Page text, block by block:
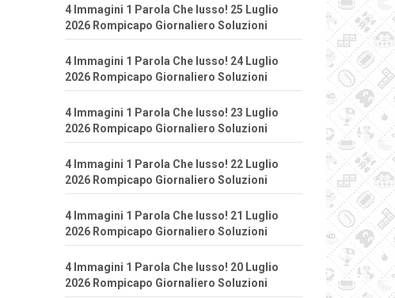
4 Immagini 1 Parola Che lusso! 25 Luglio
2026 Rompicapo Giornaliero Soluzioni
4 Immagini 1 Parola Che lusso! 24 Luglio
2026 Rompicapo Giornaliero Soluzioni
4 Immagini 1 Parola Che lusso! 23 Luglio
2026 Rompicapo Giornaliero Soluzioni
4 Immagini 1 Parola Che lusso! 22 Luglio
2026 Rompicapo Giornaliero Soluzioni
4 Immagini 1 Parola Che lusso! 21 Luglio
2026 Rompicapo Giornaliero Soluzioni
4 Immagini 1 Parola Che lusso! 20 Luglio
2026 Rompicapo Giornaliero Soluzioni